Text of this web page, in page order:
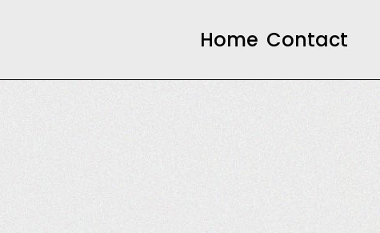
Home Contact